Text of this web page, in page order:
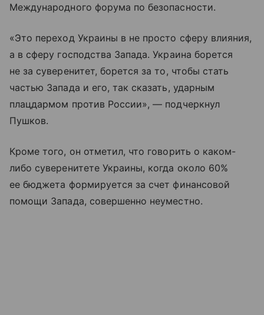
Международного форума по безопасности.
«Это переход Украины в не просто сферу влияния,
а в сферу господства Запада. Украина борется
не за суверенитет, борется за то, чтобы стать
частью Запада и его, так сказать, ударным
плацдармом против России», — подчеркнул
Пушков.
Кроме того, он отметил, что говорить о каком-
либо суверенитете Украины, когда около 60%
ее бюджета формируется за счет финансовой
помощи Запада, совершенно неуместно.